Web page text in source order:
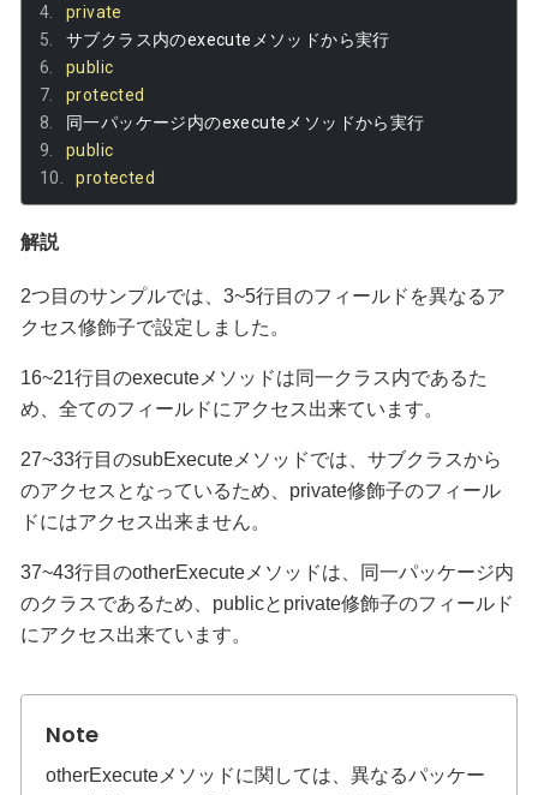
private
サブクラス内のexecute メソッドから実行
public
protected
同一パッケージ内のexecute メソッドから実行
public
protected
解説
2つ目のサンプルでは、3~5行目のフィールドを異なるア
クセス修飾子で設定しました。
16~21行目のexecuteメソッドは同一クラス内であるた
め、全てのフィールドにアクセス出来ています。
27~33行目のsubExecuteメソッドでは、サブクラスから
のアクセスとなっているため、private修飾子のフィール
ドにはアクセス出来ません。
37~43行目のotherExecuteメソッドは、同一パッケージ内
のクラスであるため、publicとprivate修飾子のフィールド
にアクセス出来ています。
otherExecuteメソッドに関しては、異なるパッケー